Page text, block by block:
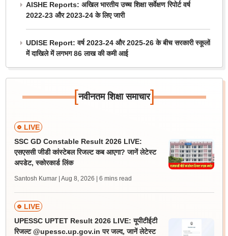
AISHE Reports: अखिल भारतीय उच्च शिक्षा सर्वेक्षण रिपोर्ट वर्ष
2022-23 और 2023-24 के लिए जारी
UDISE Report: वर्ष 2023-24 और 2025-26 के बीच सरकारी स्कूलों
में दाखिले में लगभग 86 लाख की कमी आई
[नवीनतम शिक्षा समाचार]
LIVE
SSC GD Constable Result 2026 LIVE:
एसएससी जीडी कांस्टेबल रिजल्ट कब आएगा? जानें लेटेस्ट
अपडेट, स्कोरकार्ड लिंक
Santosh Kumar | Aug 8, 2026 | 6 mins read
LIVE
UPESSC UPTET Result 2026 LIVE: यूपीटीईटी
रिजल्ट @upessc.up.gov.in पर जल्द, जानें लेटेस्ट